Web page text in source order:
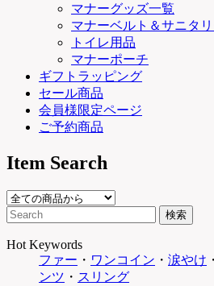
マナーグッズ一覧
マナーベルト＆サニタ
トイレ用品
マナーポーチ
ギフトラッピング
セール商品
会員様限定ページ
ご予約商品
Item Search
Hot Keywords
ファー ・ ワンコイン ・ 涙やけ ・
ンツ ・ スリング